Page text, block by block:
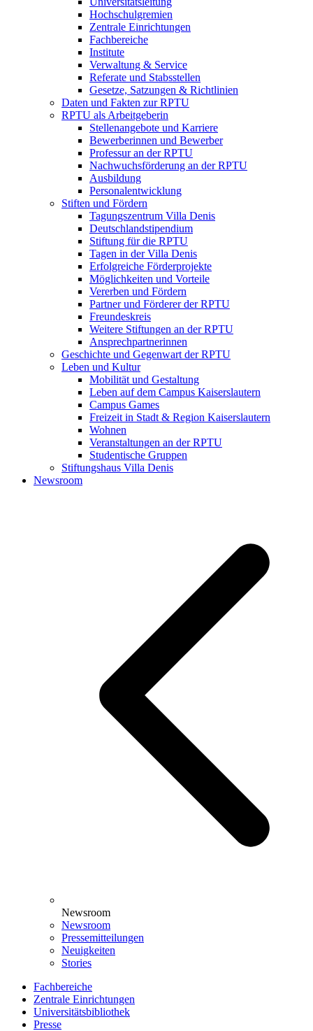
Hochschulgremien
Zentrale Einrichtungen
Fachbereiche
Institute
Verwaltung & Service
Referate und Stabsstellen
Gesetze, Satzungen & Richtlinien
Daten und Fakten zur RPTU
RPTU als Arbeitgeberin
Stellenangebote und Karriere
Bewerberinnen und Bewerber
Professur an der RPTU
Nachwuchsförderung an der RPTU
Ausbildung
Personalentwicklung
Stiften und Fördern
Tagungszentrum Villa Denis
Deutschlandstipendium
Stiftung für die RPTU
Tagen in der Villa Denis
Erfolgreiche Förderprojekte
Möglichkeiten und Vorteile
Vererben und Fördern
Partner und Förderer der RPTU
Freundeskreis
Weitere Stiftungen an der RPTU
Ansprechpartnerinnen
Geschichte und Gegenwart der RPTU
Leben und Kultur
Mobilität und Gestaltung
Leben auf dem Campus Kaiserslautern
Campus Games
Freizeit in Stadt & Region Kaiserslautern
Wohnen
Veranstaltungen an der RPTU
Studentische Gruppen
Stiftungshaus Villa Denis
Newsroom
Newsroom
Newsroom
Pressemitteilungen
Neuigkeiten
Stories
Fachbereiche
Zentrale Einrichtungen
Universitätsbibliothek
Presse